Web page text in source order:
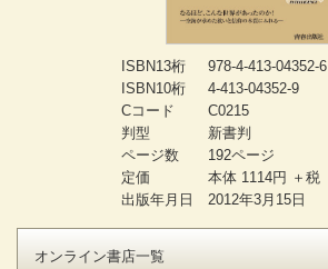
ISBN13桁
978-4-413-04352-6
ISBN10桁
4-413-04352-9
Cコード
C0215
判型
新書判
ページ数
192ページ
定価
本体 1114円 ＋税
出版年月日
2012年3月15日
オンライン書店一覧